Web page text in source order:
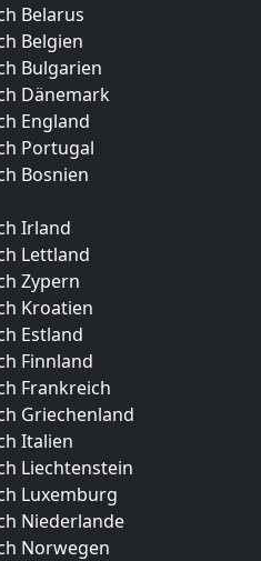
Belarus
Belgien
Bulgarien
Dänemark
England
Portugal
Bosnien
Irland
Lettland
Zypern
Kroatien
Estland
Finnland
Frankreich
Griechenland
Italien
Liechtenstein
Luxemburg
Niederlande
Norwegen